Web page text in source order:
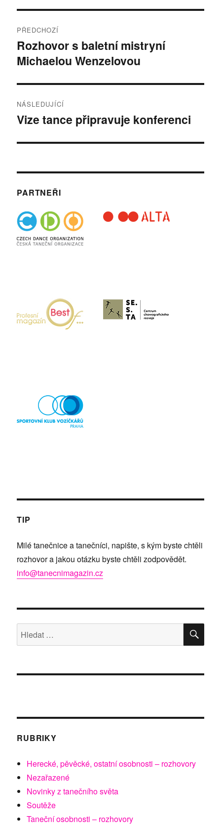
pro
příspěvek
PŘEDCHOZÍ
Předchozí
příspěvek:
Rozhovor s baletní mistryní
Michaelou Wenzelovou
NÁSLEDUJÍCÍ
Následující
Vize tance připravuje konferenci
PARTNEŘI
TIP
Milé tanečnice a tanečníci, napište, s kým byste chtěli
rozhovor a jakou otázku byste chtěli zodpovědět.
info@tanecnimagazin.cz
Hledat:
RUBRIKY
Herecké, pěvěcké, ostatní osobnosti – rozhovory
Nezařazené
Novinky z tanečního světa
Soutěže
Taneční osobnosti – rozhovory